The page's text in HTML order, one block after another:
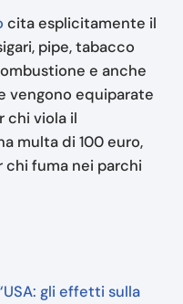
cita esplicitamente il
pipe, tabacco
e anche
vengono equiparate
chi viola il
multa di 100 euro,
chi fuma nei parchi
gli effetti sulla